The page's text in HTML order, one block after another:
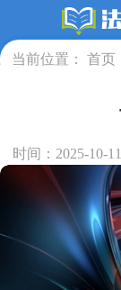
当前位置： 首页
时间：2025-10-